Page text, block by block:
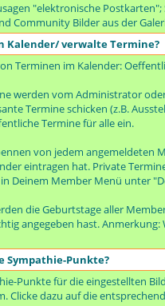
"elektronische
Community Bilder aus der
Kalender/ verwalte Termine?
Terminen im Kalender:
werden vom Administrator
Termine schicken (z.B.
Termine für alle ein.
von jedem angemeldeten
eintragen hat. Private
Deinem Member Menü unter
die Geburtstage aller
angegeben hast.
Sympathie-Punkte?
Punkte für die eingestellten
Clicke dazu auf die